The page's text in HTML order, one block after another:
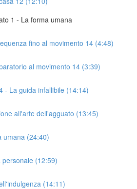
1 - La forma umana
fino al movimento 14 (4:48)
al movimento 14 (3:39)
- La guida infallibile (14:14)
all'arte dell'agguato (13:45)
umana (24:40)
(12:59)
(14:11)